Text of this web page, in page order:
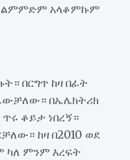
ልምምድም አላቆምኩም
በርግጥ ከዛ በፊት
በኤሌክትሪክ
ቆይታ ነበረኝ።
ከዛ በ2010 ወደ
ምንም እረፍት